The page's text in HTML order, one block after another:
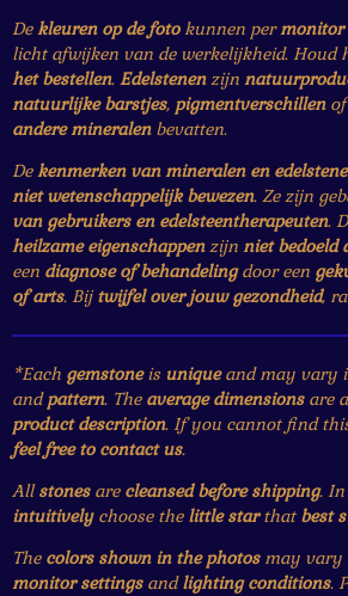
Dekleuren op de fotokunnen permonitor
licht afwijken van de werkelijkheid. Houd
het bestellen. Edelstenenzijn
natuurlijke barstjes, pigmentverschillen
andere mineralenbevatten.
Dekenmerken van mineralen en
niet wetenschappelijk bewezen. Ze zijn
van gebruikers en edelsteentherapeuten.
heilzame eigenschappenzijn niet bedoeld
een diagnose of behandelingdoor een
of arts. Bijtwijfel over jouw gezondheid,
*Each gemstoneis uniqueand may vary
andpattern. The average dimensionsare
product description. If you cannot find
feel free to contact us.
Allstonesare cleansed before shipping.
intuitivelychoose the little starthat best
The colors shown in the photosmay vary
monitor settingsandlighting conditions.